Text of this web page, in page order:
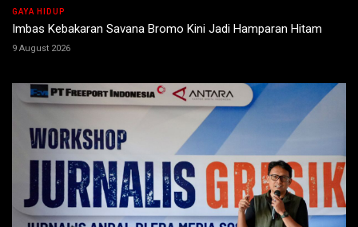
GAYA HIDUP
Imbas Kebakaran Savana Bromo Kini Jadi Hamparan Hitam
9 August 2026